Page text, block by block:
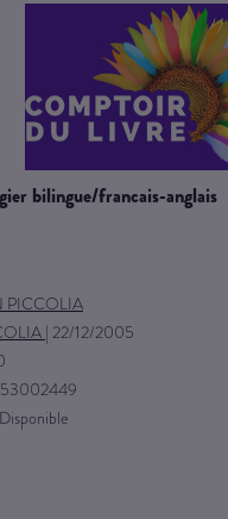
bilingue/francais-anglais
PICCOLIA
| 22/12/2005